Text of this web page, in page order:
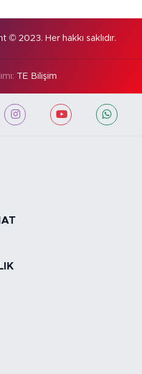
© 2023. Her hakkı saklıdır.
TE Bilişim